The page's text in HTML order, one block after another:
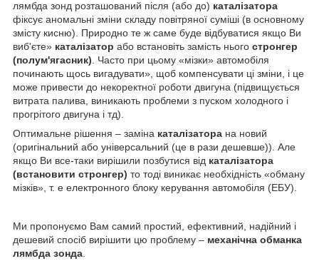
лямбда зонд розташований після (або до) каталізатора
фіксує аномальні зміни складу повітряної суміші (в основному
змісту кисню). Природно те ж саме буде відбуватися якщо Ви
виб'єте» каталізатор або встановіть замість нього стронгер
(полум'ягасник) . Часто при цьому «мізки» автомобіля
починають щось вигадувати», щоб компенсувати ці зміни, і це
може привести до некоректної роботи двигуна (підвищується
витрата палива, виникають проблеми з пуском холодного і
прогрітого двигуна і тд).
Оптимальне рішення – заміна каталізатора на новий
(оригінальний або універсальний (це в рази дешевше)). Але
якщо Ви все-таки вирішили позбутися від каталізатора
(встановити стронгер) то тоді виникає необхідність «обману
мізків», т. е електронного блоку керування автомобіля (ЕБУ).
Ми пропонуємо Вам самий простий, ефективний, надійний і
дешевий спосіб вирішити цю проблему – механічна обманка
лямбда зонда